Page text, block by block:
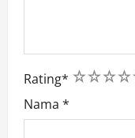
Rating* 5
4
3
2
1
Nama *